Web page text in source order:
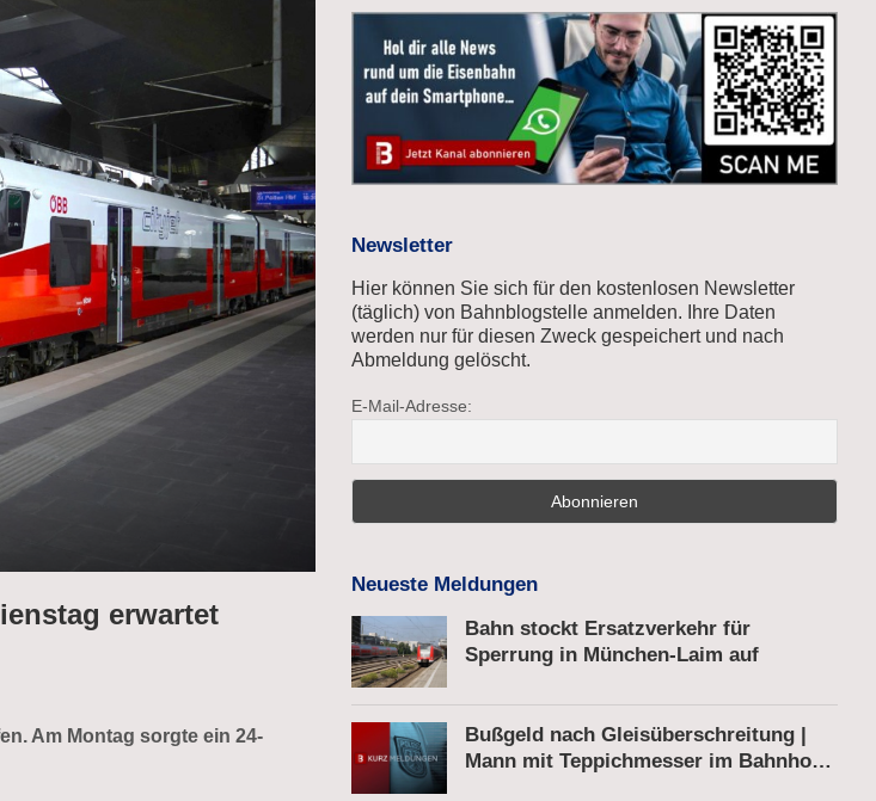
erwartet
Am Montag sorgte ein 24-
Newsletter
Hier können Sie sich für den kostenlosen Newsletter
(täglich) von Bahnblogstelle anmelden. Ihre Daten
werden nur für diesen Zweck gespeichert und nach
Abmeldung gelöscht.
E-Mail-Adresse:
Neueste Meldungen
Bahn stockt Ersatzverkehr für
Sperrung in München-Laim auf
Bußgeld nach Gleisüberschreitung |
Mann mit Teppichmesser im Bahnhof |